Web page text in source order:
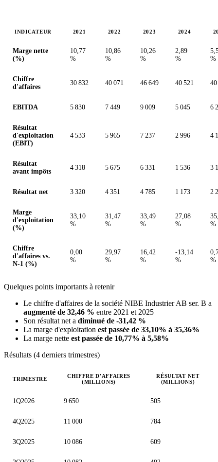
INDICATEUR 2021 2022 2023 2024
Marge nette
(%)
10,77
%
10,86
%
10,26
%
2,89
%
%
Chiffre
d'affaires
30 832 40 071 46 649 40 521
EBITDA 5 830 7 449 9 009 5 045 6
Résultat
d'exploitation
(EBIT)
4 533 5 965 7 237 2 996 4
Résultat
avant impôts
4 318 5 675 6 331 1 536 3
Résultat net 3 320 4 351 4 785 1 173 2
Marge
d'exploitation
(%)
33,10
%
31,47
%
33,49
%
27,08
%
%
Chiffre
d'affaires vs.
N-1 (%)
0,00
%
29,97
%
16,42
%
-13,14
%
%
Quelques points importants à retenir
Le chiffre d'affaires de la société NIBE Industrier AB ser. B a
augmenté de 32,46 % entre 2021 et 2025
Son résultat net a diminué de -31,42 %
La marge d'exploitation est passée de 33,10% à 35,36%
La marge nette est passée de 10,77% à 5,58%
Résultats (4 derniers trimestres)
TRIMESTRE
CHIFFRE D'AFFAIRES
(MILLIONS)
RÉSULTAT NET
(MILLIONS)
1Q2026 9 650 505
4Q2025 11 000 784
3Q2025 10 086 609